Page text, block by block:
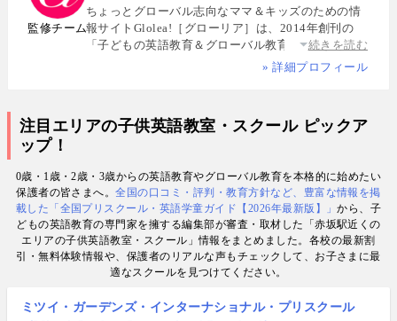
リンガル育児、おうち英語、子どもオンライン英会
話に関する実体験に基づく信頼性の高い情報を発信
している. 著書に『子育てツイッター入門』ほか、日
経、AERA、NewsPicksなどでの寄稿・監修実績多数
監修チーム
ちょっとグローバル志向なママ＆キッズのための情
報サイトGlolea!［グローリア］は、2014年創刊の
「子どもの英語教育＆グローバル教育」に特化した
専門メディア. 英語にはじめて触れるお子様から帰国
800名にグローバル教育を実践した英語学習コーチ.
で子育て中のワーキングママなど多様な専門家が多
数. 日経・AERA with kids・AERA・NewsPicks等の
情報提供・寄稿・監修実績も豊富な“世界と子どもの
未来をつなぐ情報ハブ”です。
続きを読む
» 詳細プロフィール
注目エリアの子供英語教室・スクール ピックア
ップ！
0歳・1歳・2歳・3歳からの英語教育やグローバル教育を本格的に始めたい
保護者の皆さまへ。全国の口コミ・評判・教育方針など、豊富な情報を掲
載した「全国プリスクール・英語学童ガイド【2026年最新版】」から、子
どもの英語教育の専門家を擁する編集部が審査・取材した「赤坂駅近くの
エリアの子供英語教室・スクール」情報をまとめました。各校の最新割
引・無料体験情報や、保護者のリアルな声もチェックして、お子さまに最
適なスクールを見つけてください。
ミツイ・ガーデンズ・インターナショナル・プリスクール